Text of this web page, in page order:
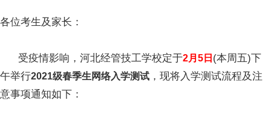
各位考生及家长：
受疫情影响，河北经管技工学校定于2月5日 (本周五)下
午举行2021级春季生网络入学测试 ，现将入学测试流程及注
意事项通知如下：